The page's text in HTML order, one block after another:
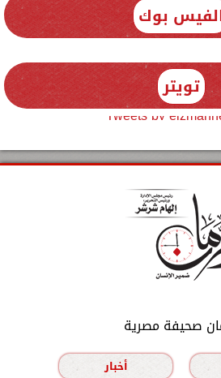
بوك
تويتر
Tweets by
صحيفة مصرية
أخبار